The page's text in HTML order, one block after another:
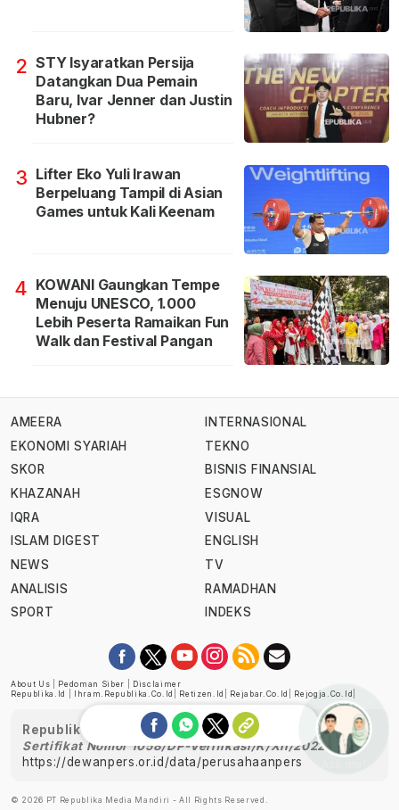
2 STY Isyaratkan Persija
Datangkan Dua Pemain
Baru, Ivar Jenner dan Justin
Hubner?
3 Lifter Eko Yuli Irawan
Berpeluang Tampil di Asian
Games untuk Kali Keenam
4 KOWANI Gaungkan Tempe
Menuju UNESCO, 1.000
Lebih Peserta Ramaikan Fun
Walk dan Festival Pangan
AMEERA
EKONOMI SYARIAH
SKOR
KHAZANAH
IQRA
ISLAM DIGEST
NEWS
ANALISIS
SPORT
INTERNASIONAL
TEKNO
BISNIS FINANSIAL
ESGNOW
VISUAL
ENGLISH
TV
RAMADHAN
INDEKS
About Us Pedoman Siber
Disclaimer
Republika.id
Ihram.republika.co.id Retizen.id Rejabar.co.id Rejogja.co.id
Republika telah diverifikasi oleh Dewan Pers
Sertifikat Nomor 1058/DP-Verifikasi/K/XII/2022
https://dewanpers.or.id/data/perusahaanpers
© 2026 PT Republika Media Mandiri - All Rights Reserved.